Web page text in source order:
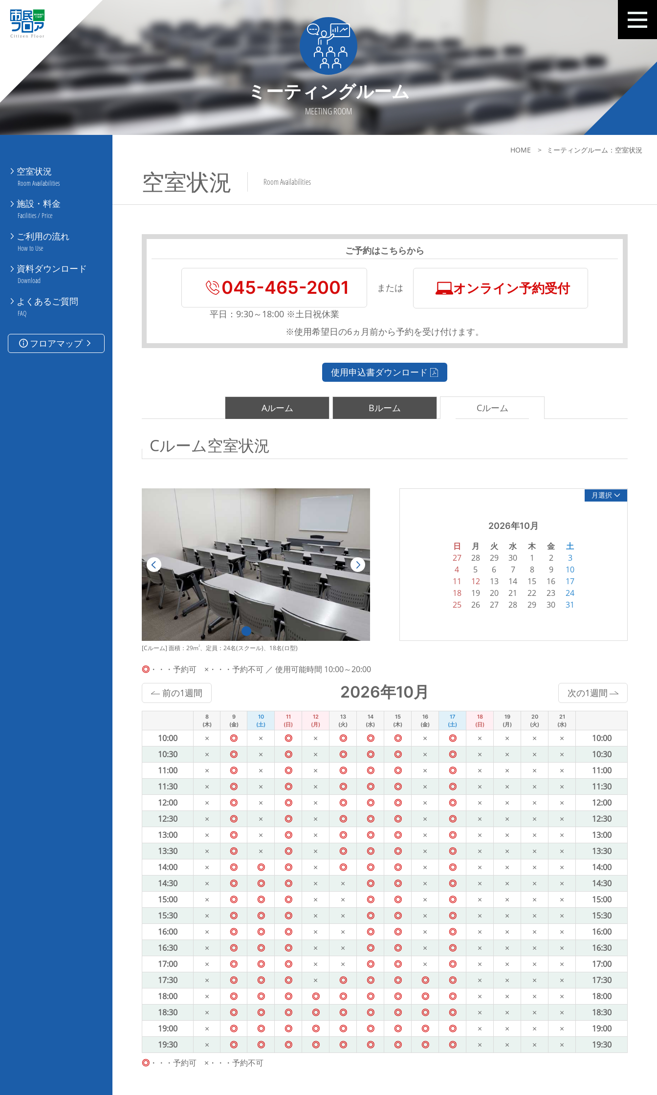
ミーティングルーム
MEETING ROOM
空室状況
Room Availabilities
施設・料金
Facilities / Price
ご利用の流れ
How to Use
資料ダウンロード
Download
よくあるご質問
FAQ
フロアマップ
HOME ミーティングルーム：空室状況
空室状況 Room Availabilities
ご予約はこちらから
045-465-2001
平日：9:30～18:00 ※土日祝休業
または オンライン予約受付
※使用希望日の6ヵ月前から予約を受け付けます。
使用申込書ダウンロード
Aルーム Bルーム Cルーム
Cルーム空室状況
[Cルーム] 面積：29m2、定員：24名(スクール)、18名(ロ型)
月選択
2026年10月
日 月 火 水 木 金 土
27 28 29 30 1 2
3
4
5 6 7 8 9
10
11
12 13 14 15 16
17
18
19 20 21 22 23
24
25
26 27 28 29 30 31
◎ ・・・予約可 ×・・・予約不可 ／ 使用可能時間 10:00～20:00
2026年10月
前の1週間 次の1週間
8
(木)
9
(金)
10
(土)
11
(日)
12
(月)
13
(火)
14
(水)
15
(木)
16
(金)
17
(土)
18
(日)
19
(月)
20
(火)
21
(水)
10:00 × ◎ × ◎ × ◎ ◎ ◎ × ◎ × × × ×
10:00
10:30
× ◎ × ◎ × ◎ ◎ ◎ × ◎ × × × ×
10:30
11:00
× ◎ × ◎ × ◎ ◎ ◎ × ◎ × × × ×
11:00
11:30
× ◎ × ◎ × ◎ ◎ ◎ × ◎ × × × ×
11:30
12:00
× ◎ × ◎ × ◎ ◎ ◎ × ◎ × × × ×
12:00
12:30
× ◎ × ◎ × ◎ ◎ ◎ × ◎ × × × ×
12:30
13:00
× ◎ × ◎ × ◎ ◎ ◎ × ◎ × × × ×
13:00
13:30
× ◎ × ◎ × ◎ ◎ ◎ × ◎ × × × ×
13:30
14:00
× ◎ ◎ ◎ × ◎ ◎ ◎ × ◎ × × × ×
14:00
14:30
× ◎ ◎ ◎ × × ◎ ◎ × ◎ × × × ×
14:30
15:00
× ◎ ◎ ◎ × × ◎ ◎ × ◎ × × × ×
15:00
15:30
× ◎ ◎ ◎ × × ◎ ◎ × ◎ × × × ×
15:30
16:00
× ◎ ◎ ◎ × × ◎ ◎ × ◎ × × × ×
16:00
16:30
× ◎ ◎ ◎ × × ◎ ◎ × ◎ × × × ×
16:30
17:00
× ◎ ◎ ◎ × × ◎ ◎ × ◎ × × × ×
17:00
17:30
× ◎ ◎ ◎ × ◎ ◎ ◎ ◎ ◎ × × × ×
17:30
18:00
× ◎ ◎ ◎ ◎ ◎ ◎ ◎ ◎ ◎ × × × ×
18:00
18:30
× ◎ ◎ ◎ ◎ ◎ ◎ ◎ ◎ ◎ × × × ×
18:30
19:00
× ◎ ◎ ◎ ◎ ◎ ◎ ◎ ◎ ◎ × × × ×
19:00
19:30
× ◎ ◎ ◎ ◎ ◎ ◎ ◎ ◎ ◎ × × × ×
19:30
◎ ・・・予約可 ×・・・予約不可